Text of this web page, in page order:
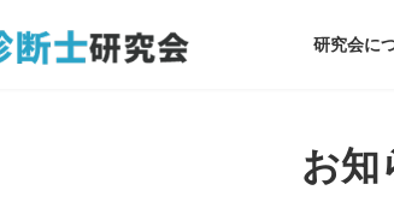
研究会に
お知